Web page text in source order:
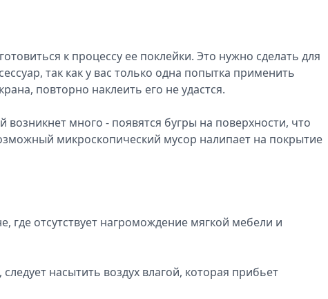
к процессу ее поклейки. Это нужно сделать для
так как у вас только одна попытка применить
повторно наклеить его не удастся.
много - появятся бугры на поверхности, что
микроскопический мусор налипает на покрытие
где отсутствует нагромождение мягкой мебели и
насытить воздух влагой, которая прибьет